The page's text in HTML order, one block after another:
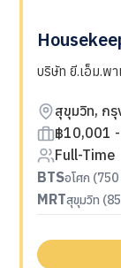
บริษัท ยี.เอ็ม.พ
สุขุมวิท, กรุ
฿10,001
Full-Time
BTSอโศก
MRTสุขุมวิท